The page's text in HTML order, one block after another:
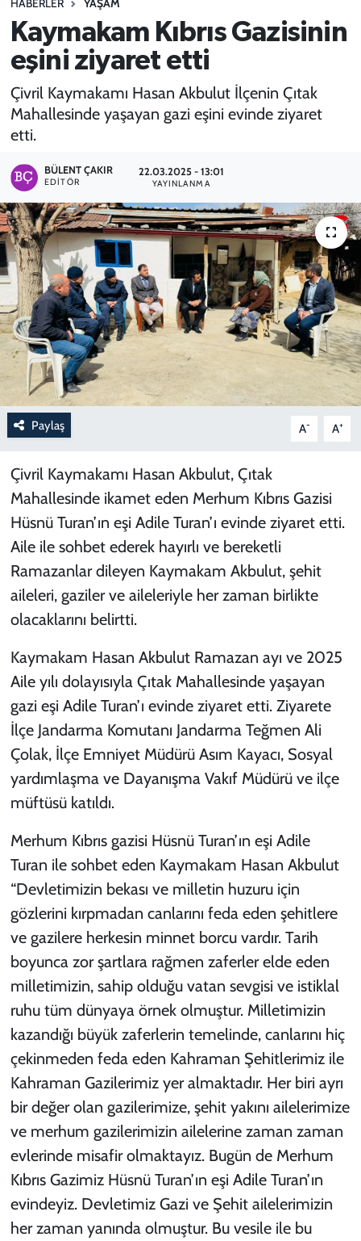
HABERLER YAŞAM
Kaymakam Kıbrıs Gazisinin
eşini ziyaret etti
Çivril Kaymakamı Hasan Akbulut İlçenin Çıtak
Mahallesinde yaşayan gazi eşini evinde ziyaret
etti.
BÜLENT ÇAKIR
EDITÖR
22.03.2025 - 13:01
YAYINLANMA
Paylaş A- A+
Çivril Kaymakamı Hasan Akbulut, Çıtak
Mahallesinde ikamet eden Merhum Kıbrıs Gazisi
Hüsnü Turan’ın eşi Adile Turan’ı evinde ziyaret etti.
Aile ile sohbet ederek hayırlı ve bereketli
Ramazanlar dileyen Kaymakam Akbulut, şehit
aileleri, gaziler ve aileleriyle her zaman birlikte
olacaklarını belirtti.
Kaymakam Hasan Akbulut Ramazan ayı ve 2025
Aile yılı dolayısıyla Çıtak Mahallesinde yaşayan
gazi eşi Adile Turan’ı evinde ziyaret etti. Ziyarete
İlçe Jandarma Komutanı Jandarma Teğmen Ali
Çolak, İlçe Emniyet Müdürü Asım Kayacı, Sosyal
yardımlaşma ve Dayanışma Vakıf Müdürü ve ilçe
müftüsü katıldı.
Merhum Kıbrıs gazisi Hüsnü Turan’ın eşi Adile
Turan ile sohbet eden Kaymakam Hasan Akbulut
“Devletimizin bekası ve milletin huzuru için
gözlerini kırpmadan canlarını feda eden şehitlere
ve gazilere herkesin minnet borcu vardır. Tarih
boyunca zor şartlara rağmen zaferler elde eden
milletimizin, sahip olduğu vatan sevgisi ve istiklal
ruhu tüm dünyaya örnek olmuştur. Milletimizin
kazandığı büyük zaferlerin temelinde, canlarını hiç
çekinmeden feda eden Kahraman Şehitlerimiz ile
Kahraman Gazilerimiz yer almaktadır. Her biri ayrı
bir değer olan gazilerimize, şehit yakını ailelerimize
ve merhum gazilerimizin ailelerine zaman zaman
evlerinde misafir olmaktayız. Bugün de Merhum
Kıbrıs Gazimiz Hüsnü Turan’ın eşi Adile Turan’ın
evindeyiz. Devletimiz Gazi ve Şehit ailelerimizin
her zaman yanında olmuştur. Bu vesile ile bu
SPOR
TEKNOLOJİ
YAŞAM